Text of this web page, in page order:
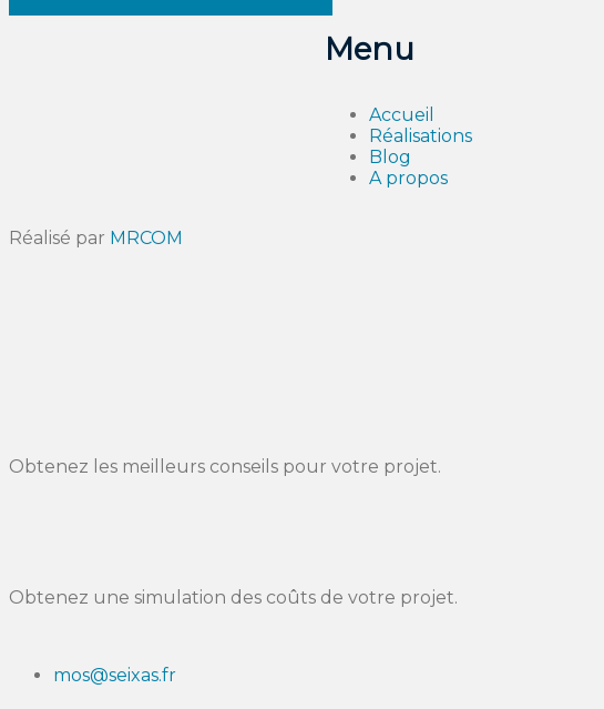
Menu
Accueil
Réalisations
Blog
A propos
Réalisé par MRCOM
Obtenez les meilleurs conseils pour votre projet.
Obtenez une simulation des coûts de votre projet.
mos@seixas.fr